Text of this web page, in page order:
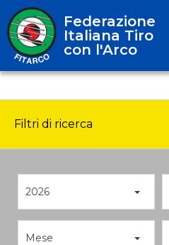
Federazione
Italiana Tiro
con l'Arco
Filtri di ricerca
2026
Mese